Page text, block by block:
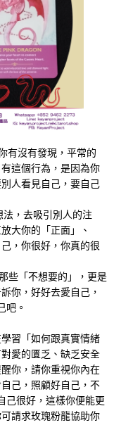
有沒有發現，平常的
這個行為，是因為你
人看見自己，要自己
，去吸引別人的注
大你的「正面」、
，你很好，你真的很
些「不想要的」，更是
你，好好去愛自己，
吧。
習「如何跟真實情緒
愛的匱乏、缺乏安全
你，請你重視你內在
己，照顧好自己，不
己很好，這樣你便能更
請求玫瑰粉龍協助你